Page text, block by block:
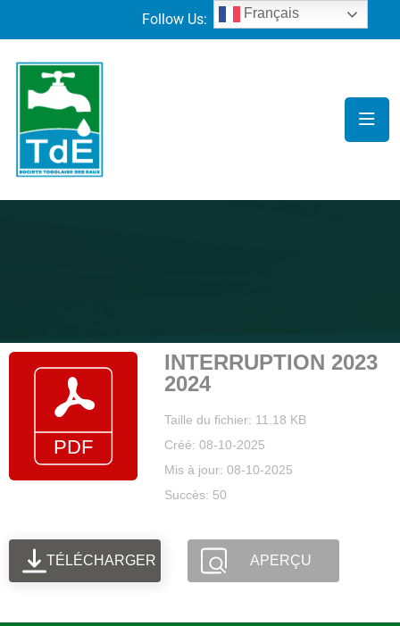
Follow Us:
INTERRUPTION 2023
2024
Taille du fichier: 11.18 KB
Créé: 08-10-2025
Mis à jour: 08-10-2025
Succès: 50
TÉLÉCHARGER APERÇU
Français